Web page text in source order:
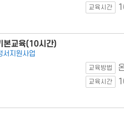
교육시간
본교육(10시간)
서지원사업
교육방법
교육시간